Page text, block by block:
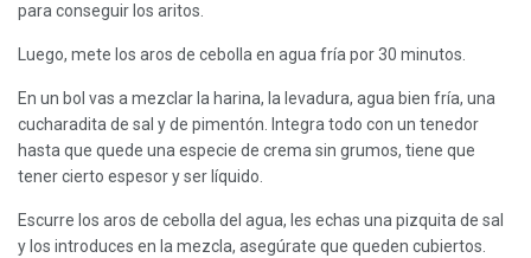
para conseguir los aritos.
Luego, mete los aros de cebolla en agua fría por 30 minutos.
En un bol vas a mezclar la harina, la levadura, agua bien fría, una
cucharadita de sal y de pimentón. Integra todo con un tenedor
hasta que quede una especie de crema sin grumos, tiene que
tener cierto espesor y ser líquido.
Escurre los aros de cebolla del agua, les echas una pizquita de sal
y los introduces en la mezcla, asegúrate que queden cubiertos.